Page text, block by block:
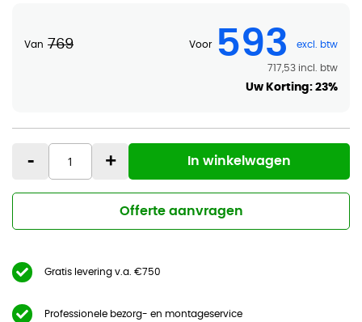
Voor 593
717,53
Van 769
Uw Korting:23%
- + In winkelwagen
Offerte aanvragen
Gratis levering v.a. €750
Professionele bezorg- en montageservice